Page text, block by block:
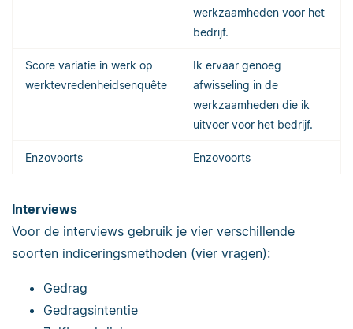
werkzaamheden voor het
bedrijf.
Score variatie in werk op
werktevredenheidsenquête
Ik ervaar genoeg
afwisseling in de
werkzaamheden die ik
uitvoer voor het bedrijf.
Enzovoorts Enzovoorts
Interviews
Voor de interviews gebruik je vier verschillende
soorten indiceringsmethoden (vier vragen):
Gedrag
Gedragsintentie